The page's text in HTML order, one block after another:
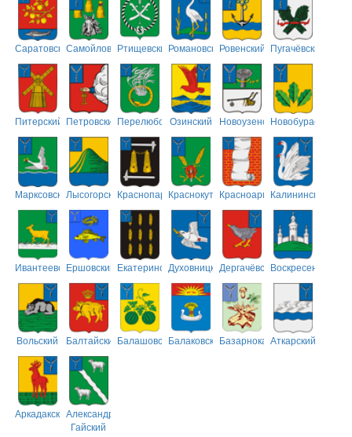
СаратовскийСамойловскийРтищевскийРомановскийРовенский Пугачёвский
Питерский ПетровскийПерелюбскийОзинский НовоузенскийНовобурасский
МарксовскийЛысогорскийКраснопартизанский
КраснокутскийКрасноармейский
Калининский
ИвантеевскийЕршовский ЕкатериновскийДуховницкийДергачёвскийВоскресенский
Вольский БалтайскийБалашовскийБалаковскийБазарнокарабулакский
Аткарский
АркадакскийАлександрово-
Гайский